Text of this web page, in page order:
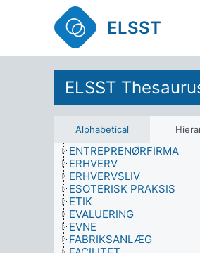
ELSST
ELSST
Alphabetical
DATALOGI
DELTAGELSE
DEMOGRAFI
DETAILBUTIK
DISKRIMINATION
DYR (BIOLOGI)
EJENDOM, EJERSKAB OG
EKSAMEN
ENERGI
ENTREPRENØRFIRMA
ERHVERV
ERHVERVSLIV
ESOTERISK PRAKSIS
ETIK
EVALUERING
EVNE
FABRIKSANLÆG